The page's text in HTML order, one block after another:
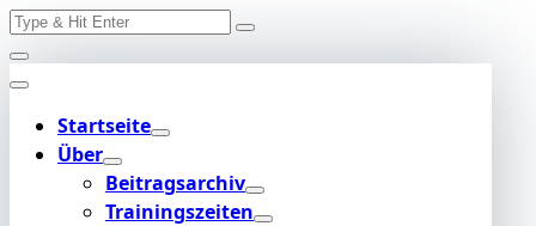
Skip
to
content
Search
Startseite
Über
Beitragsarchiv
Trainingszeiten